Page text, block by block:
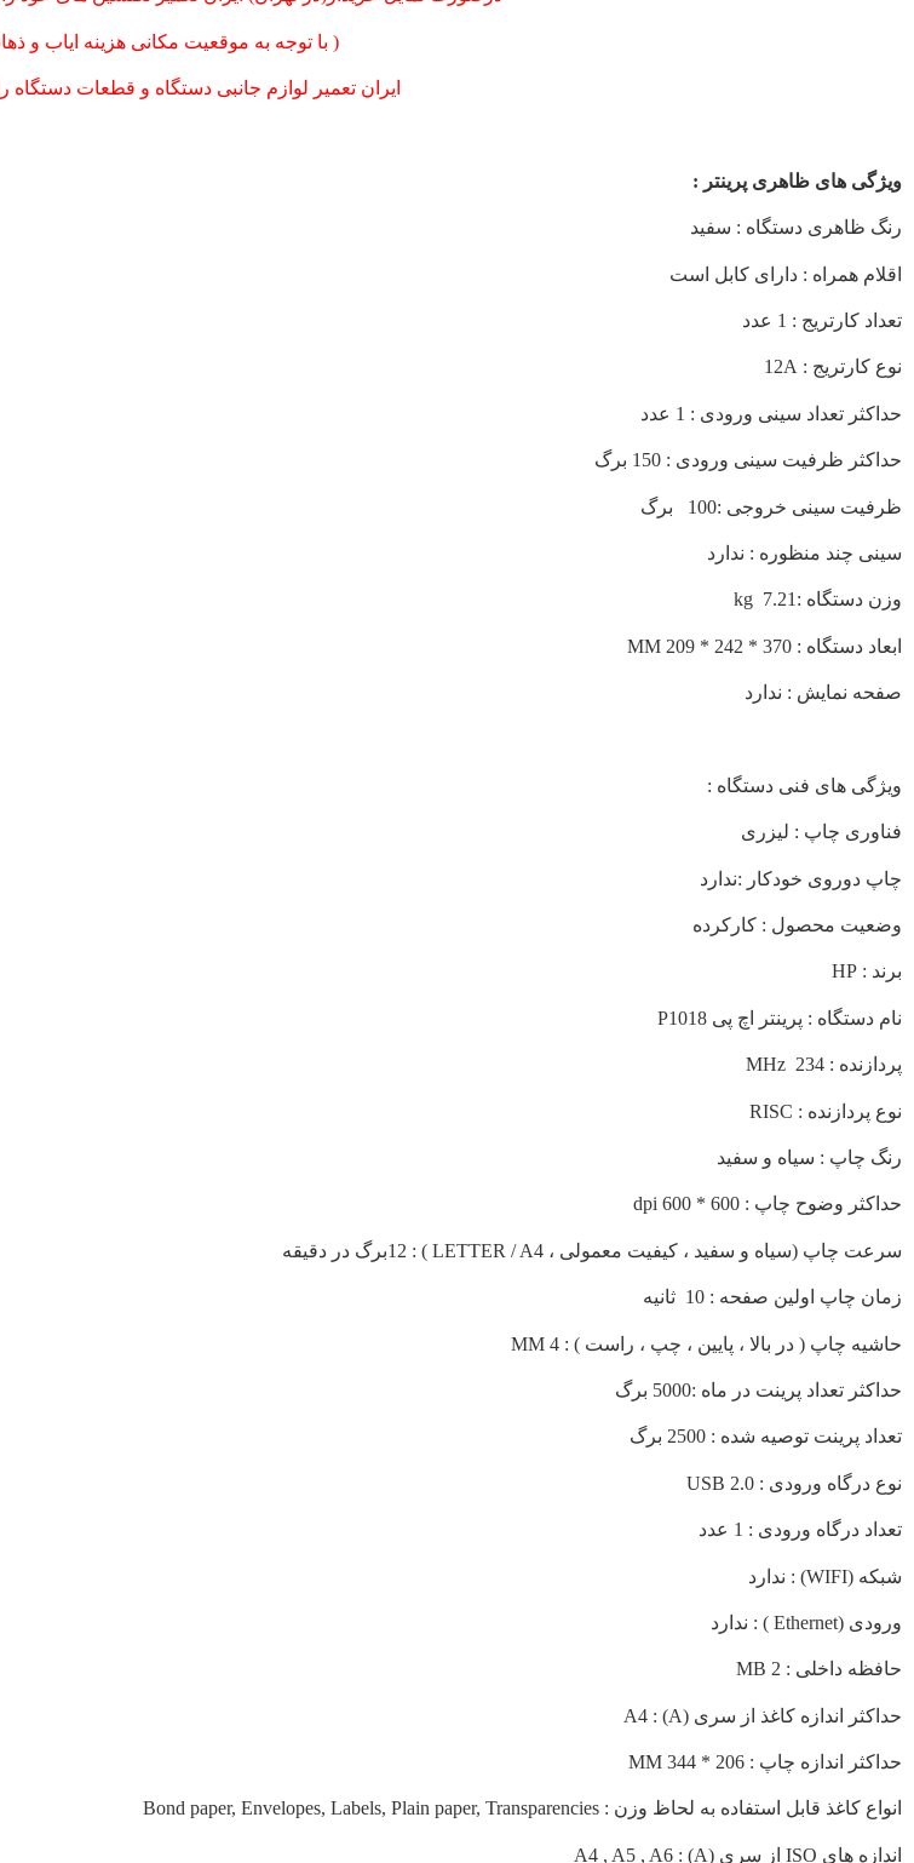
( با توجه به موقعیت مکانی هزینه ایاب و
ایران تعمیر لوازم جانبی دستگاه و قطعات دستگاه
ویژگی های ظاهری پرینتر :
رنگ ظاهری دستگاه : سفید
اقلام همراه : دارای کابل است
تعداد کارتریج : 1 عدد
نوع کارتریج : 12A
حداکثر تعداد سینی ورودی : 1 عدد
حداکثر ظرفیت سینی ورودی : 150 برگ
ظرفیت سینی خروجی :100 برگ
سینی چند منظوره : ندارد
وزن دستگاه :7.21 kg
ابعاد دستگاه : 370 * 242 * 209 MM
صفحه نمایش : ندارد
ویژگی های فنی دستگاه :
فناوری چاپ : لیزری
چاپ دوروی خودکار :ندارد
وضعیت محصول : کارکرده
برند : HP
نام دستگاه : پرینتر اچ پی P1018
پردازنده : 234 MHz
نوع پردازنده : RISC
رنگ چاپ : سیاه و سفید
حداکثر وضوح چاپ : 600 * 600 dpi
سرعت چاپ (سیاه و سفید ، کیفیت معمولی ، LETTER / A4 ) : 12برگ در دقیقه
زمان چاپ اولین صفحه : 10 ثانیه
حاشیه چاپ ( در بالا ، پایین ، چپ ، راست ) : 4 MM
حداکثر تعداد پرینت در ماه :5000 برگ
تعداد پرینت توصیه شده : 2500 برگ
نوع درگاه ورودی : USB 2.0
تعداد درگاه ورودی : 1 عدد
شبکه (WIFI) : ندارد
ورودی (Ethernet ) : ندارد
حافظه داخلی : 2 MB
حداکثر اندازه کاغذ از سری (A) : A4
حداکثر اندازه چاپ : 206 * 344 MM
انواع کاغذ قابل استفاده به لحاظ وزن : Bond paper, Envelopes, Labels, Plain paper, Transparencies
اندازه های ISO از سری (A) : A4 , A5 , A6